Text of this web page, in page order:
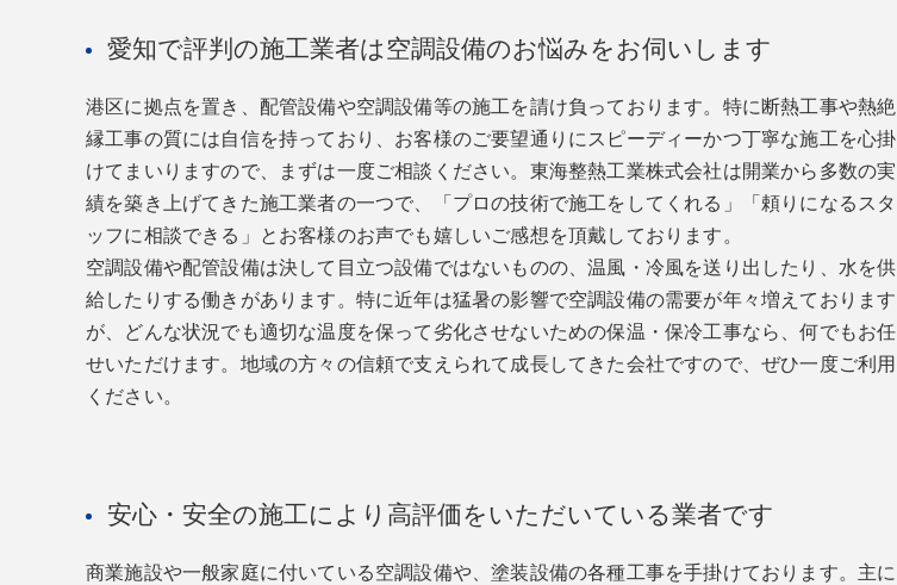
愛知で評判の施工業者は空調設備のお悩みをお伺いします
港区に拠点を置き、配管設備や空調設備等の施工を請け負っております。特に断熱工事や熱絶
縁工事の質には自信を持っており、お客様のご要望通りにスピーディーかつ丁寧な施工を心掛
けてまいりますので、まずは一度ご相談ください。東海整熱工業株式会社は開業から多数の実
績を築き上げてきた施工業者の一つで、「プロの技術で施工をしてくれる」「頼りになるスタ
ッフに相談できる」とお客様のお声でも嬉しいご感想を頂戴しております。
空調設備や配管設備は決して目立つ設備ではないものの、温風・冷風を送り出したり、水を供
給したりする働きがあります。特に近年は猛暑の影響で空調設備の需要が年々増えております
が、どんな状況でも適切な温度を保って劣化させないための保温・保冷工事なら、何でもお任
せいただけます。地域の方々の信頼で支えられて成長してきた会社ですので、ぜひ一度ご利用
ください。
安心・安全の施工により高評価をいただいている業者です
商業施設や一般家庭に付いている空調設備や、塗装設備の各種工事を手掛けております。主に